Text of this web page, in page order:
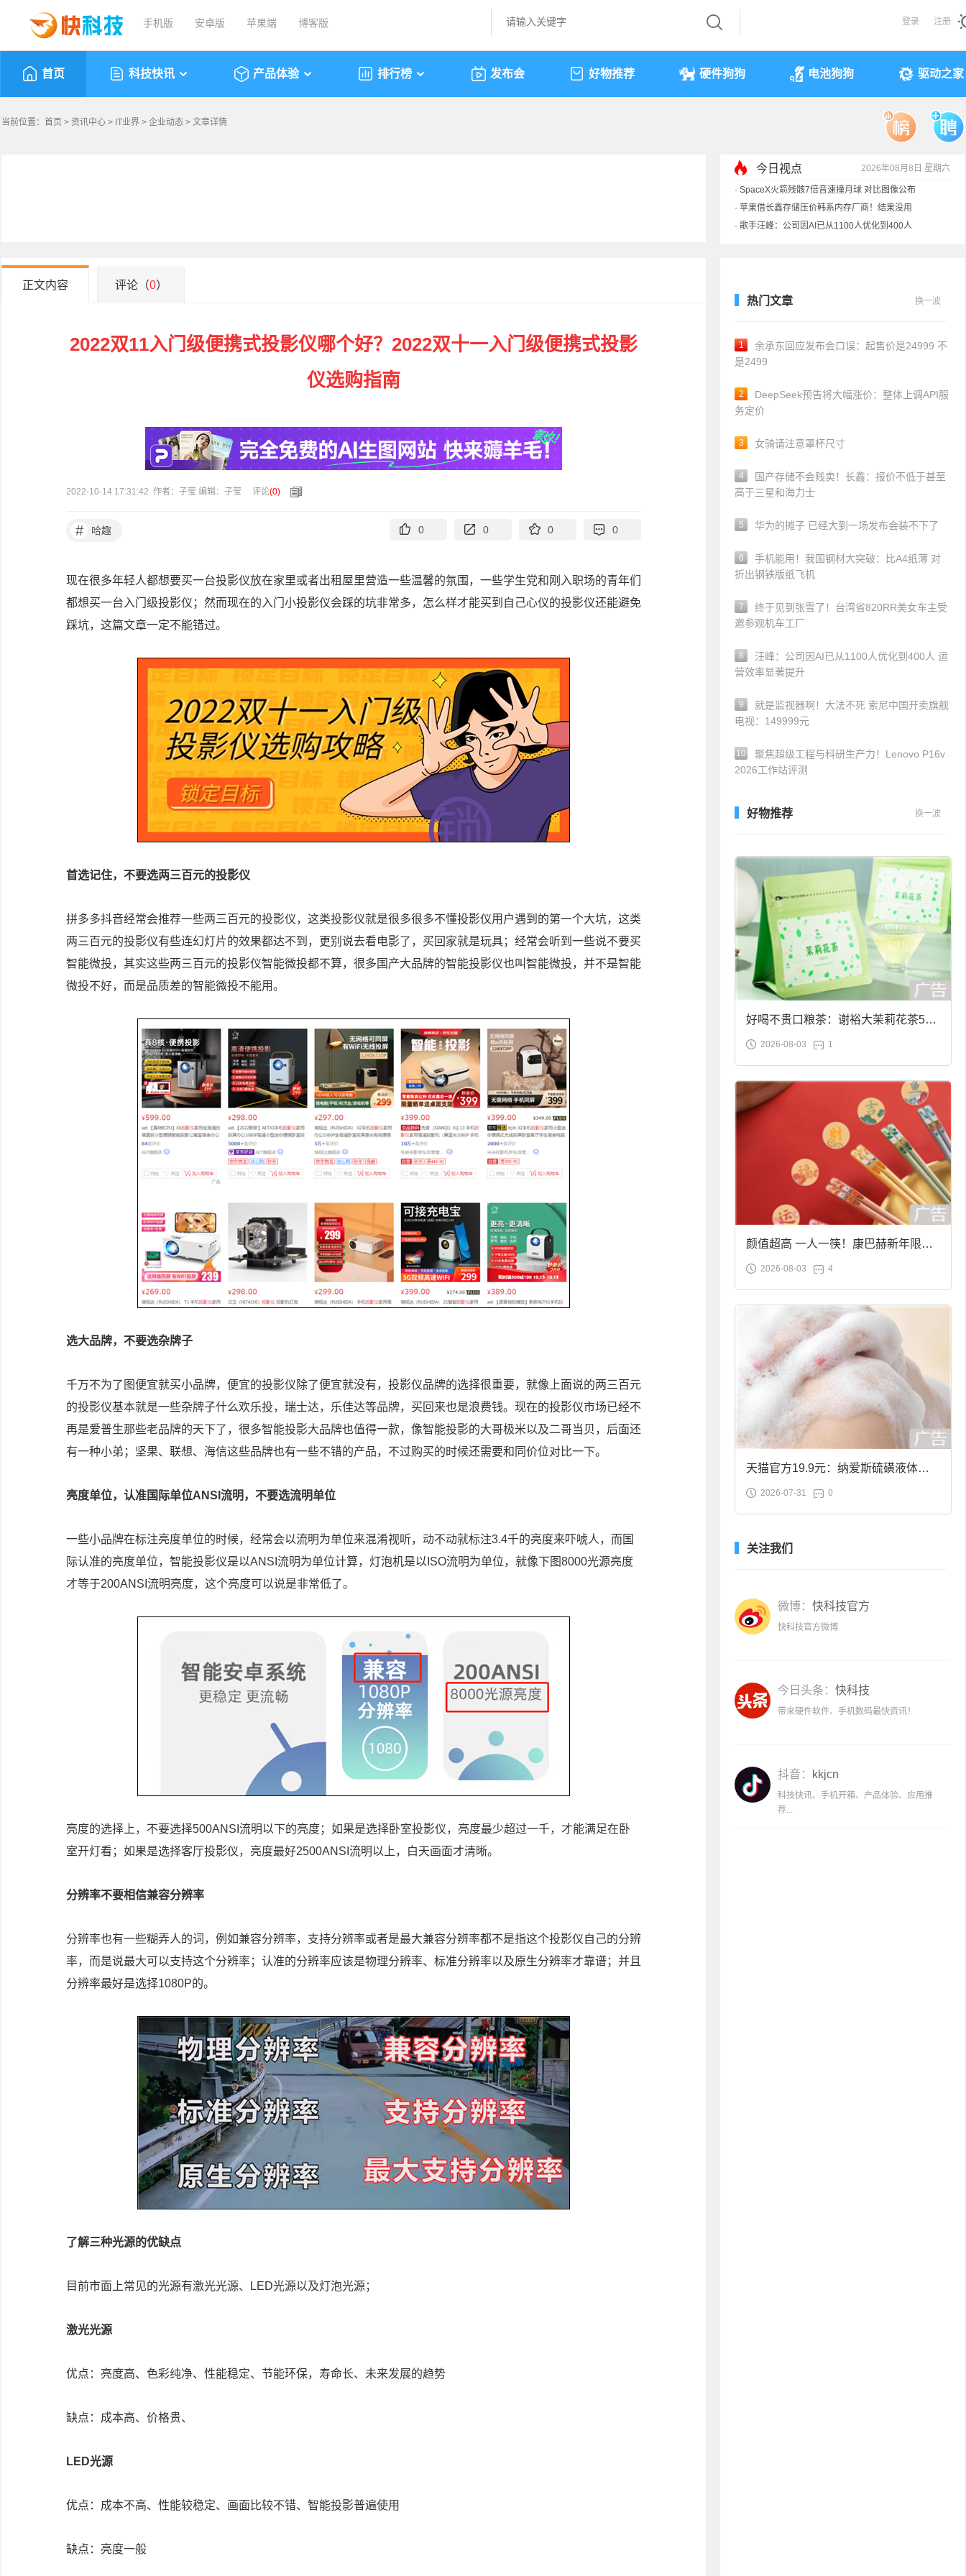
手机版 安卓版 苹果端 博客版 登录 注册
首页 科技快讯 产品体验 排行榜 发布会 好物推荐 硬件狗狗 电池狗狗 驱动之家
当前位置： 首页 > 资讯中心 > IT业界 > 企业动态 > 文章详情
今日视点
2026年08月8日 星期六
SpaceX火箭残骸7倍音速撞月球 对比图像公布
苹果借长鑫存储压价韩系内存厂商！结果没用
歌手汪峰：公司因AI已从1100人优化到400人
正文内容 评论（0）
2022双11入门级便携式投影仪哪个好？2022双十一入门级便携式投影
仪选购指南
2022-10-14 17:31:42 作者：子莹 编辑：子莹 评论(0)
# 哈趣 0 0 0 0
现在很多年轻人都想要买一台投影仪放在家里或者出租屋里营造一些温馨的氛围，一些学生党和刚入职场的青年们
都想买一台入门级投影仪；然而现在的入门小投影仪会踩的坑非常多，怎么样才能买到自己心仪的投影仪还能避免
踩坑，这篇文章一定不能错过。
首选记住，不要选两三百元的投影仪
拼多多抖音经常会推荐一些两三百元的投影仪，这类投影仪就是很多很多不懂投影仪用户遇到的第一个大坑，这类
两三百元的投影仪有些连幻灯片的效果都达不到，更别说去看电影了，买回家就是玩具；经常会听到一些说不要买
智能微投，其实这些两三百元的投影仪智能微投都不算，很多国产大品牌的智能投影仪也叫智能微投，并不是智能
微投不好，而是品质差的智能微投不能用。
选大品牌，不要选杂牌子
千万不为了图便宜就买小品牌，便宜的投影仪除了便宜就没有，投影仪品牌的选择很重要，就像上面说的两三百元
的投影仪基本就是一些杂牌子什么欢乐投，瑞士达，乐佳达等品牌，买回来也是浪费钱。现在的投影仪市场已经不
再是爱普生那些老品牌的天下了，很多智能投影大品牌也值得一款，像智能投影的大哥极米以及二哥当贝，后面还
有一种小弟；坚果、联想、海信这些品牌也有一些不错的产品，不过购买的时候还需要和同价位对比一下。
亮度单位，认准国际单位ANSI流明，不要选流明单位
一些小品牌在标注亮度单位的时候，经常会以流明为单位来混淆视听，动不动就标注3.4千的亮度来吓唬人，而国
际认准的亮度单位，智能投影仪是以ANSI流明为单位计算，灯泡机是以ISO流明为单位，就像下图8000光源亮度
才等于200ANSI流明亮度，这个亮度可以说是非常低了。
亮度的选择上，不要选择500ANSI流明以下的亮度；如果是选择卧室投影仪，亮度最少超过一千，才能满足在卧
室开灯看；如果是选择客厅投影仪，亮度最好2500ANSI流明以上，白天画面才清晰。
分辨率不要相信兼容分辨率
分辨率也有一些糊弄人的词，例如兼容分辨率，支持分辨率或者是最大兼容分辨率都不是指这个投影仪自己的分辨
率，而是说最大可以支持这个分辨率；认准的分辨率应该是物理分辨率、标准分辨率以及原生分辨率才靠谱；并且
分辨率最好是选择1080P的。
了解三种光源的优缺点
目前市面上常见的光源有激光光源、LED光源以及灯泡光源；
激光光源
优点：亮度高、色彩纯净、性能稳定、节能环保，寿命长、未来发展的趋势
缺点：成本高、价格贵、
LED光源
优点：成本不高、性能较稳定、画面比较不错、智能投影普遍使用
缺点：亮度一般
热门文章 换一波
1
余承东回应发布会口误：起售价是24999 不
是2499
2
DeepSeek预告将大幅涨价：整体上调API服
务定价
3 女骑请注意罩杯尺寸
4
国产存储不会贱卖！长鑫：报价不低于甚至
高于三星和海力士
5 华为的摊子 已经大到一场发布会装不下了
6
手机能用！我国钢材大突破：比A4纸薄 对
折出钢铁版纸飞机
7
终于见到张雪了！台湾省820RR美女车主受
邀参观机车工厂
8
汪峰：公司因AI已从1100人优化到400人 运
营效率显著提升
9
就是监视器啊！大法不死 索尼中国开卖旗舰
电视：149999元
10
聚焦超级工程与科研生产力！Lenovo P16v
2026工作站评测
好物推荐 换一波
好喝不贵口粮茶：谢裕大茉莉花茶50g
袋装9.9元到手
2026-08-03 1
颜值超高 一人一筷！康巴赫新年限定
合金筷子大促：19.9元
2026-08-03 4
天猫官方19.9元：纳爱斯硫磺液体香
皂2斤大促
2026-07-31 0
关注我们
微博： 快科技官方
快科技官方微博
今日头条： 快科技
带来硬件软件、手机数码最快资讯！
抖音： kkjcn
科技快讯、手机开箱、产品体验、应用推
荐...